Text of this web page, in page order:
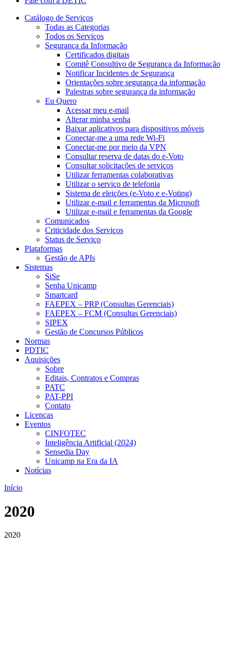
Catálogo de Serviços
Todas as Categorias
Todos os Serviços
Segurança da Informação
Certificados digitais
Comitê Consultivo de Segurança da Informação
Notificar Incidentes de Segurança
Orientações sobre segurança da informação
Palestras sobre segurança da informação
Eu Quero
Acessar meu e-mail
Alterar minha senha
Baixar aplicativos para dispositivos móveis
Conectar-me a uma rede Wi-Fi
Conectar-me por meio da VPN
Consultar reserva de datas do e-Voto
Consultar solicitações de serviços
Utilizar ferramentas colaborativas
Utilizar o serviço de telefonia
Sistema de eleições (e-Voto e e-Voting)
Utilizar e-mail e ferramentas da Microsoft
Utilizar e-mail e ferramentas da Google
Comunicados
Criticidade dos Serviços
Status de Serviço
Plataformas
Gestão de APIs
Sistemas
SiSe
Senha Unicamp
Smartcard
FAEPEX – PRP (Consultas Gerenciais)
FAEPEX – FCM (Consultas Gerenciais)
SIPEX
Gestão de Concursos Públicos
Normas
PDTIC
Aquisições
Sobre
Editais, Contratos e Compras
PATC
PAT-PPI
Contato
Licenças
Eventos
CINFOTEC
Inteligência Artificial (2024)
Sensedia Day
Unicamp na Era da IA
Notícias
Início
2020
2020